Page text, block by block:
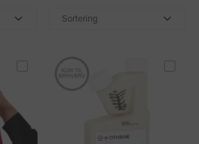
Sortering